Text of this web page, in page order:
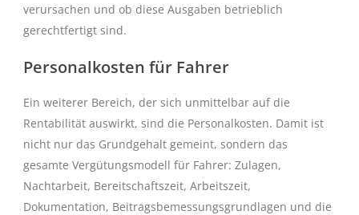
verursachen und ob diese Ausgaben betrieblich
gerechtfertigt sind.
Personalkosten für Fahrer
Ein weiterer Bereich, der sich unmittelbar auf die
Rentabilität auswirkt, sind die Personalkosten. Damit ist
nicht nur das Grundgehalt gemeint, sondern das
gesamte Vergütungsmodell für Fahrer: Zulagen,
Nachtarbeit, Bereitschaftszeit, Arbeitszeit,
Dokumentation, Beitragsbemessungsgrundlagen und die